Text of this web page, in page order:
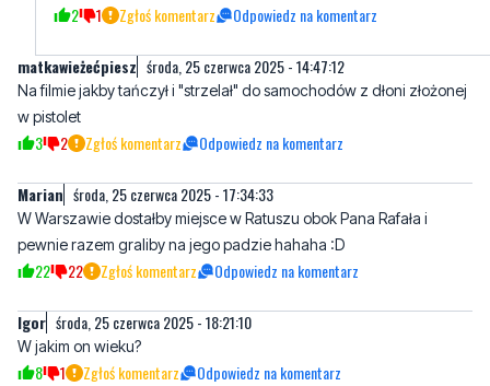
Na filmie jakby tańczył i "strzelał" do samochodów z dłoni złożonej
3 2 Zgłoś komentarz Odpowiedz na komentarz
Marian środa, 25 czerwca 2025 - 17:34:33
W Warszawie dostałby miejsce w Ratuszu obok Pana Rafała i
22 22 Zgłoś komentarz Odpowiedz na komentarz
Igor środa, 25 czerwca 2025 - 18:21:10
W jakim on wieku?
kp środa, 25 czerwca 2025 - 20:30:05
j***** IDIOCI O POLITYCE GADAJĄ ZAMIAST WZIĄĆ SPRAWĘ